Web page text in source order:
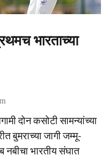
भारताच्या
दोन कसोटी सामन्यांच्या
बुमराच्या जागी जम्मू-
नबीचा भारतीय संघात